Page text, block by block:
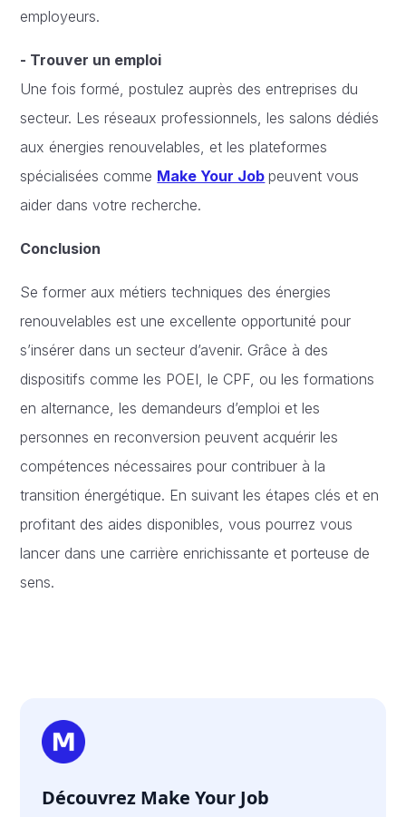
employeurs.
- Trouver un emploi
Une fois formé, postulez auprès des entreprises du
secteur. Les réseaux professionnels, les salons dédiés
aux énergies renouvelables, et les plateformes
spécialisées comme Make Your Job peuvent vous
aider dans votre recherche.
Conclusion
Se former aux métiers techniques des énergies
renouvelables est une excellente opportunité pour
s’insérer dans un secteur d’avenir. Grâce à des
dispositifs comme les POEI, le CPF, ou les formations
en alternance, les demandeurs d’emploi et les
personnes en reconversion peuvent acquérir les
compétences nécessaires pour contribuer à la
transition énergétique. En suivant les étapes clés et en
profitant des aides disponibles, vous pourrez vous
lancer dans une carrière enrichissante et porteuse de
sens.
Découvrez Make Your Job